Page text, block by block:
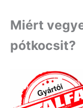
Miért
pótkocsit?